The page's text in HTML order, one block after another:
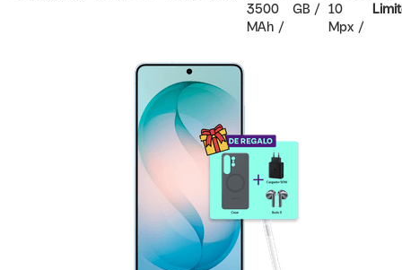
3500
MAh
GB
10
Mpx